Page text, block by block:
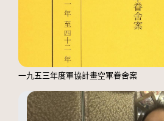
一九五三年度軍協計畫空軍眷舍案